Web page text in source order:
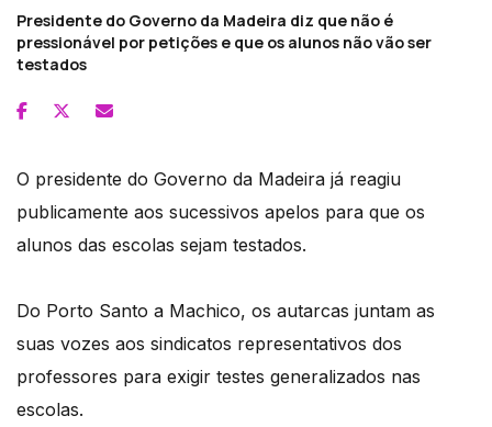
Presidente do Governo da Madeira diz que não é
pressionável por petições e que os alunos não vão ser
testados
O presidente do Governo da Madeira já reagiu
publicamente aos sucessivos apelos para que os
alunos das escolas sejam testados.
Do Porto Santo a Machico, os autarcas juntam as
suas vozes aos sindicatos representativos dos
professores para exigir testes generalizados nas
escolas.